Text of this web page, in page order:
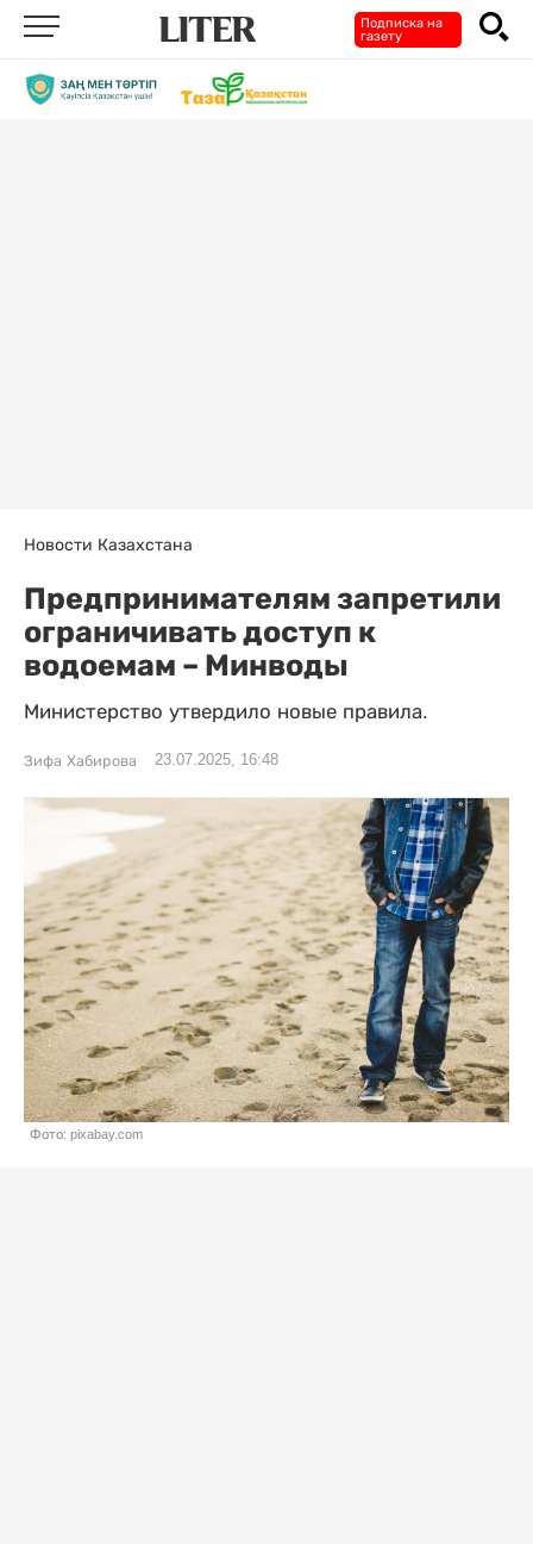
Подписка на
газету
Новости Казахстана
Предпринимателям запретили
ограничивать доступ к
водоемам – Минводы
Министерство утвердило новые правила.
Зифа Хабирова 23.07.2025, 16:48
Фото: pixabay.com